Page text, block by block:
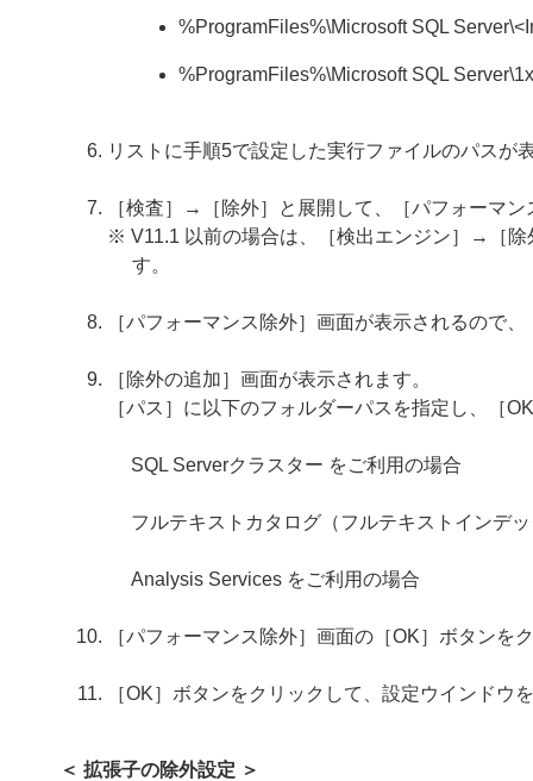
%ProgramFiles%\Microsoft SQL
%ProgramFiles%\Microsoft SQL
リストに手順5で設定した実行ファイルのパスが
［検査］→［除外］と展開して、［パフォーマ
※ V11.1 以前の場合は、［検出エンジン］→［除
す。
［パフォーマンス除外］画面が表示されるので
［除外の追加］画面が表示されます。
［パス］に以下のフォルダーパスを指定し、［
SQL Serverクラスター をご利用の場合
フルテキストカタログ（フルテキストインデ
Analysis Services をご利用の場合
［パフォーマンス除外］画面の［OK］ボタンを
［OK］ボタンをクリックして、設定ウインドウ
＜ 拡張子の除外設定 ＞